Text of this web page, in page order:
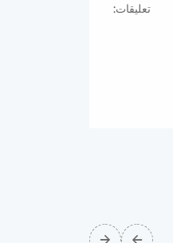
تعليقات: